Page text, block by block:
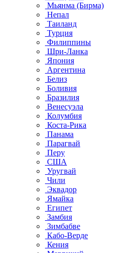
Мьянма (Бирма)
Непал
Таиланд
Турция
Филиппины
Шри-Ланка
Япония
Аргентина
Белиз
Боливия
Бразилия
Венесуэла
Колумбия
Коста-Рика
Панама
Парагвай
Перу
США
Уругвай
Чили
Эквадор
Ямайка
Египет
Замбия
Зимбабве
Кабо-Верде
Кения